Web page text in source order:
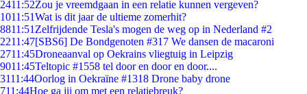
2411:52Zou je vreemdgaan in een relatie kunnen vergeven?
1011:51Wat is dit jaar de ultieme zomerhit?
8811:51 Zelfrijdende Tesla's mogen de weg op in Nederland #2
2211:47[SBS6] De Bondgenoten #317 We dansen de macaroni
2711:45Droneaanval op Oekrains vliegtuig in Leipzig
9011:45Teltopic #1558 tel door en door en door....
3111:44Oorlog in Oekraïne #1318 Drone baby drone
711:44Hoe ga jij om met een relatiebreuk?